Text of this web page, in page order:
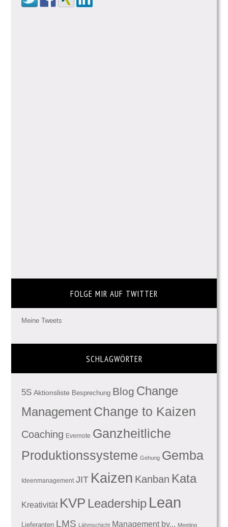
FOLGE MIR AUF TWITTER
Meine Tweets
SCHLAGWÖRTER
5S Aktionsliste Besprechung Blog Change
ManagementChange to Kaizen
Coaching Evernote Ganzheitliche
Produktionssysteme Gehung Gemba
Ideenmanagement JIT Kaizen Kanban Kata
Kreativität KVP Leadership Lean
Lieferanten LMS Lähmschicht Management by... Meeting